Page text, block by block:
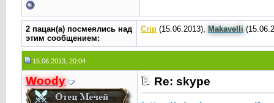
2 пацан(а) посмеялись над
этим сообщением:
Crip(15.06.2013), Makavelli
15.06.2013, 20:04
Woody Re: skype